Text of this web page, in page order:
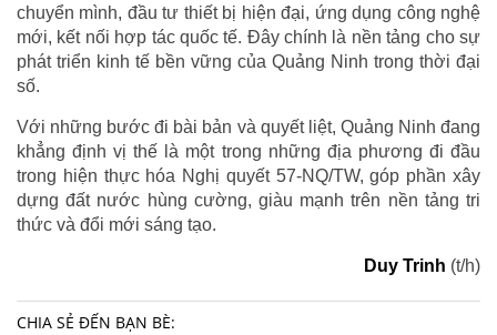
chuyển mình, đầu tư thiết bị hiện đại, ứng dụng công nghệ
mới, kết nối hợp tác quốc tế. Đây chính là nền tảng cho sự
phát triển kinh tế bền vững của Quảng Ninh trong thời đại
số.
Với những bước đi bài bản và quyết liệt, Quảng Ninh đang
khẳng định vị thế là một trong những địa phương đi đầu
trong hiện thực hóa Nghị quyết 57-NQ/TW, góp phần xây
dựng đất nước hùng cường, giàu mạnh trên nền tảng tri
thức và đổi mới sáng tạo.
Duy Trinh (t/h)
CHIA SẺ ĐẾN BẠN BÈ: